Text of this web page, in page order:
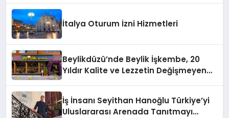
İtalya Oturum İzni Hizmetleri
Beylikdüzü’nde Beylik İşkembe, 20
Yıldır Kalite ve Lezzetin Değişmeyen
İş İnsanı Seyithan Hanoğlu Türkiye’yi
Uluslararası Arenada Tanıtmayı